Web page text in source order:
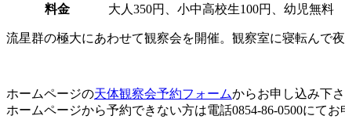
料金
大人350円、小中高校生100円、幼児無料
流星群の極大にあわせて観察会を開催。観察室に寝転んで
ホームページの天体観察会予約フォームからお申し込み下さ
ホームページから予約できない方は電話0854-86-0500にてお